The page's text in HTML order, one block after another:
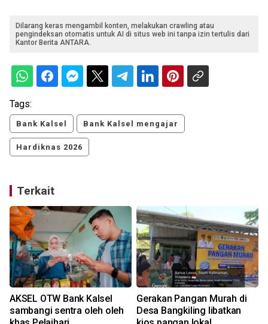
Dilarang keras mengambil konten, melakukan crawling atau
pengindeksan otomatis untuk AI di situs web ini tanpa izin tertulis dari
Kantor Berita ANTARA.
Tags:
Bank Kalsel Bank Kalsel mengajar
Hardiknas 2026
Terkait
AKSEL OTW Bank Kalsel
sambangi sentra oleh oleh
Gerakan Pangan Murah di
Desa Bangkiling libatkan